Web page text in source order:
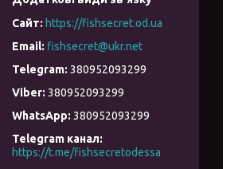
https://fishsecret.od.ua
fishsecret@ukr.net
380952093299
380952093299
380952093299
Telegram канал
https://t.me/fishsecretodessa